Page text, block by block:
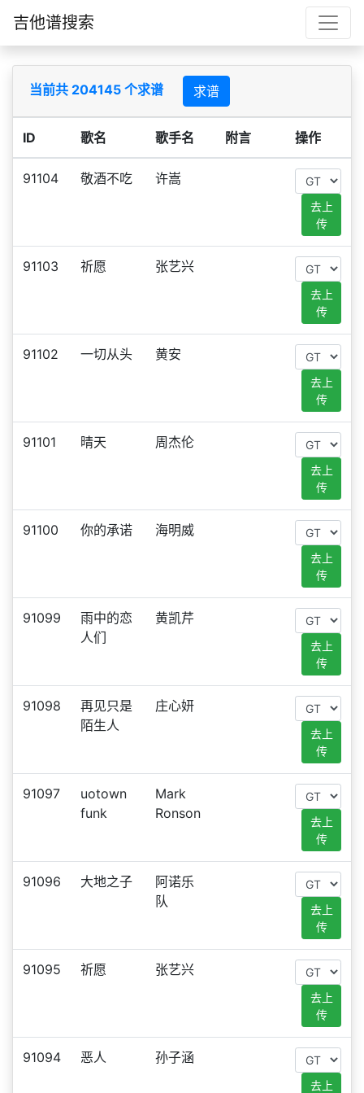
吉他谱搜索
当前共 204145 个求谱 求谱
ID 歌名 歌手名 附言 操作
91104 敬酒不吃 许嵩
去上
传
91103 祈愿 张艺兴
去上
传
91102 一切从头 黄安
去上
传
91101 晴天 周杰伦
去上
传
91100 你的承诺 海明威
去上
传
91099
雨中的恋
人们
黄凯芹
去上
传
91098
再见只是
陌生人
庄心妍
去上
传
91097
uotown
funk
Mark
Ronson
去上
传
91096 大地之子
阿诺乐
队
去上
传
91095 祈愿 张艺兴
去上
传
91094 恶人 孙子涵
去上